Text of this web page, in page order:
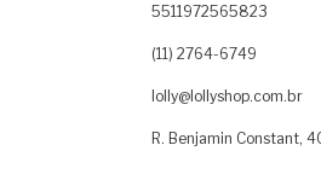
5511972565823
(11) 2764-6749
lolly@lollyshop.com.br
R. Benjamin Constant,